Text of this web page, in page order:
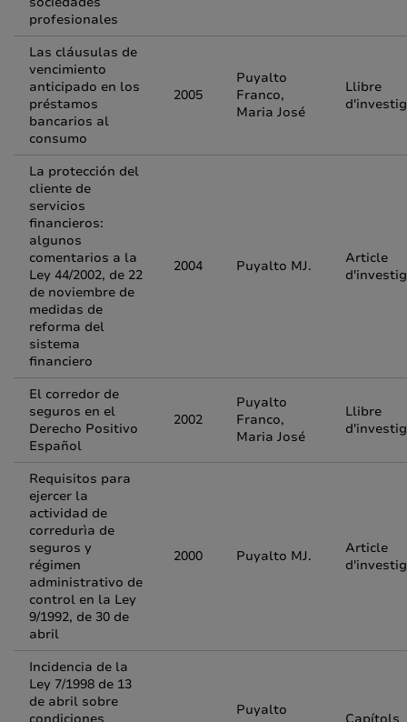
profesionales
Las cláusulas de
vencimiento
anticipado en los
préstamos
bancarios al
consumo
2005
Puyalto
Franco,
Maria José
Llibre
La protección del
cliente de
servicios
financieros:
algunos
comentarios a la
Ley 44/2002, de 22
de noviembre de
medidas de
reforma del
sistema
financiero
2004 Puyalto MJ.
Article
El corredor de
seguros en el
Derecho Positivo
Español
2002
Puyalto
Franco,
Maria José
Llibre
Requisitos para
ejercer la
actividad de
corredurìa de
seguros y
régimen
administrativo de
control en la Ley
9/1992, de 30 de
abril
2000 Puyalto MJ.
Article
Incidencia de la
Ley 7/1998 de 13
de abril sobre
Puyalto